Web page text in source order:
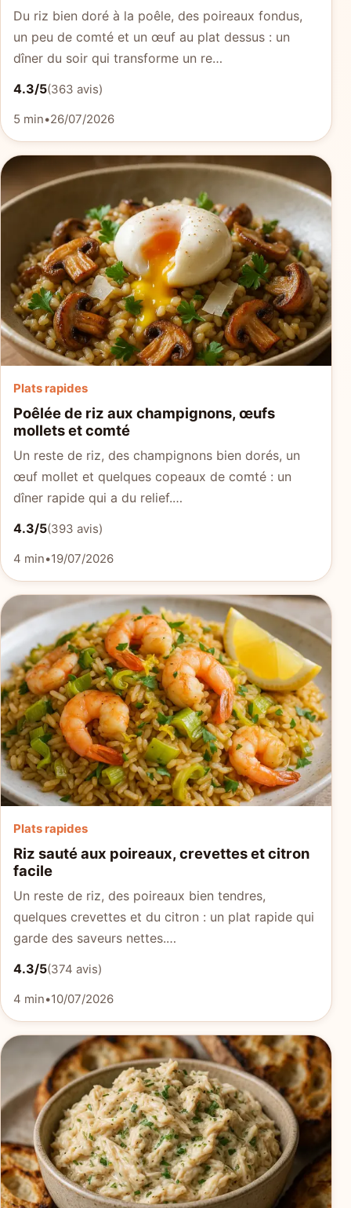
Du riz bien doré à la poêle, des poireaux fondus,
un peu de comté et un œuf au plat dessus : un
dîner du soir qui transforme un re…
4.3/5(363 avis)
5 min•26/07/2026
Plats rapides
Poêlée de riz aux champignons, œufs
mollets et comté
Un reste de riz, des champignons bien dorés, un
œuf mollet et quelques copeaux de comté : un
dîner rapide qui a du relief.…
4.3/5(393 avis)
4 min•19/07/2026
Plats rapides
Riz sauté aux poireaux, crevettes et citron
facile
Un reste de riz, des poireaux bien tendres,
quelques crevettes et du citron : un plat rapide qui
garde des saveurs nettes.…
4.3/5(374 avis)
4 min•10/07/2026